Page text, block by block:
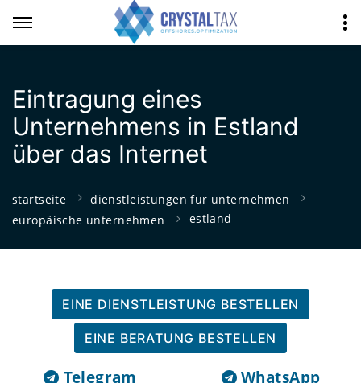
Eintragung eines
Unternehmens in Estland
über das Internet
startseite
dienstleistungen für unternehmen
europäische unternehmen
estland
EINE DIENSTLEISTUNG BESTELLEN
EINE BERATUNG BESTELLEN
Telegram WhatsApp